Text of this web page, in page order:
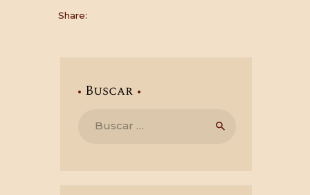
Share:
Buscar